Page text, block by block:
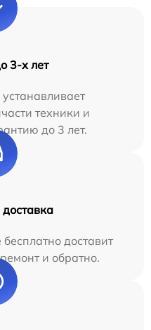
3-х лет
техники и
до 3 лет.
доставит
и обратно.